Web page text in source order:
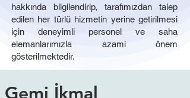
hakkında bilgilendirip, tarafımızdan talep
edilen her türlü hizmetin yerine getirilmesi
için deneyimli personel ve saha
elemanlarımızla azami önem
gösterilmektedir.
Gemi İkmal